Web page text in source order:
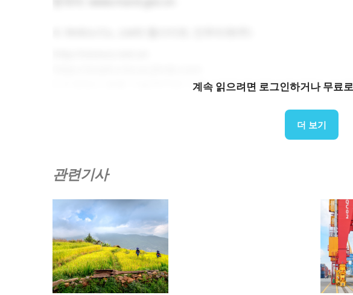
영양소 필름 기술(NFT)은 식물 성장에 필요한 모든 영양소가
점적 관개는 밸브, 파이프, 튜빙 및 방출기 네트워크를 통해 물
다양한 식물의 뿌리에 닿도록 하여 물과 비료를 절약하는 관개 형태
계속 읽으려면 로그인하거나 무료
더 보기
관련기사